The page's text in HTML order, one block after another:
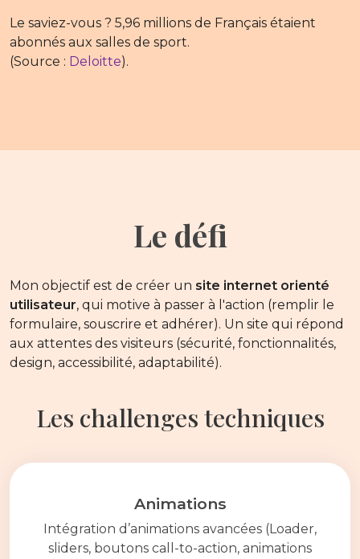
Le saviez-vous ? 5,96 millions de Français étaient
abonnés aux salles de sport.
(Source : Deloitte).
Le défi
Mon objectif est de créer un site internet orienté
utilisateur, qui motive à passer à l'action (remplir le
formulaire, souscrire et adhérer). Un site qui répond
aux attentes des visiteurs (sécurité, fonctionnalités,
design, accessibilité, adaptabilité).
Les challenges techniques
Animations
Intégration d’animations avancées (Loader,
sliders, boutons call-to-action, animations